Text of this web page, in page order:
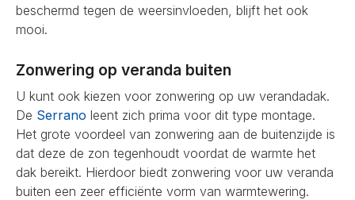
beschermd tegen de weersinvloeden, blijft het ook
mooi.
Zonwering op veranda buiten
U kunt ook kiezen voor zonwering op uw verandadak.
De Serrano leent zich prima voor dit type montage.
Het grote voordeel van zonwering aan de buitenzijde is
dat deze de zon tegenhoudt voordat de warmte het
dak bereikt. Hierdoor biedt zonwering voor uw veranda
buiten een zeer efficiënte vorm van warmtewering.